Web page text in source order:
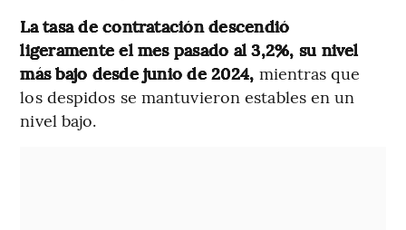
La tasa de contratación descendió
ligeramente el mes pasado al 3,2%, su nivel
más bajo desde junio de 2024, mientras que
los despidos se mantuvieron estables en un
nivel bajo.